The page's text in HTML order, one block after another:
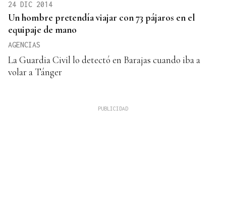
24 DIC 2014
Un hombre pretendía viajar con 73 pájaros en el
equipaje de mano
AGENCIAS
La Guardia Civil lo detectó en Barajas cuando iba a
volar a Tánger